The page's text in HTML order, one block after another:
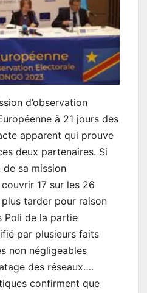
d’observation
à 21 jours des
apparent qui prouve
deux partenaires. Si
de sa mission
17 sur les 26
tarder pour raison
Poli de la partie
par plusieurs faits
non négligeables
des réseaux….
confirment que